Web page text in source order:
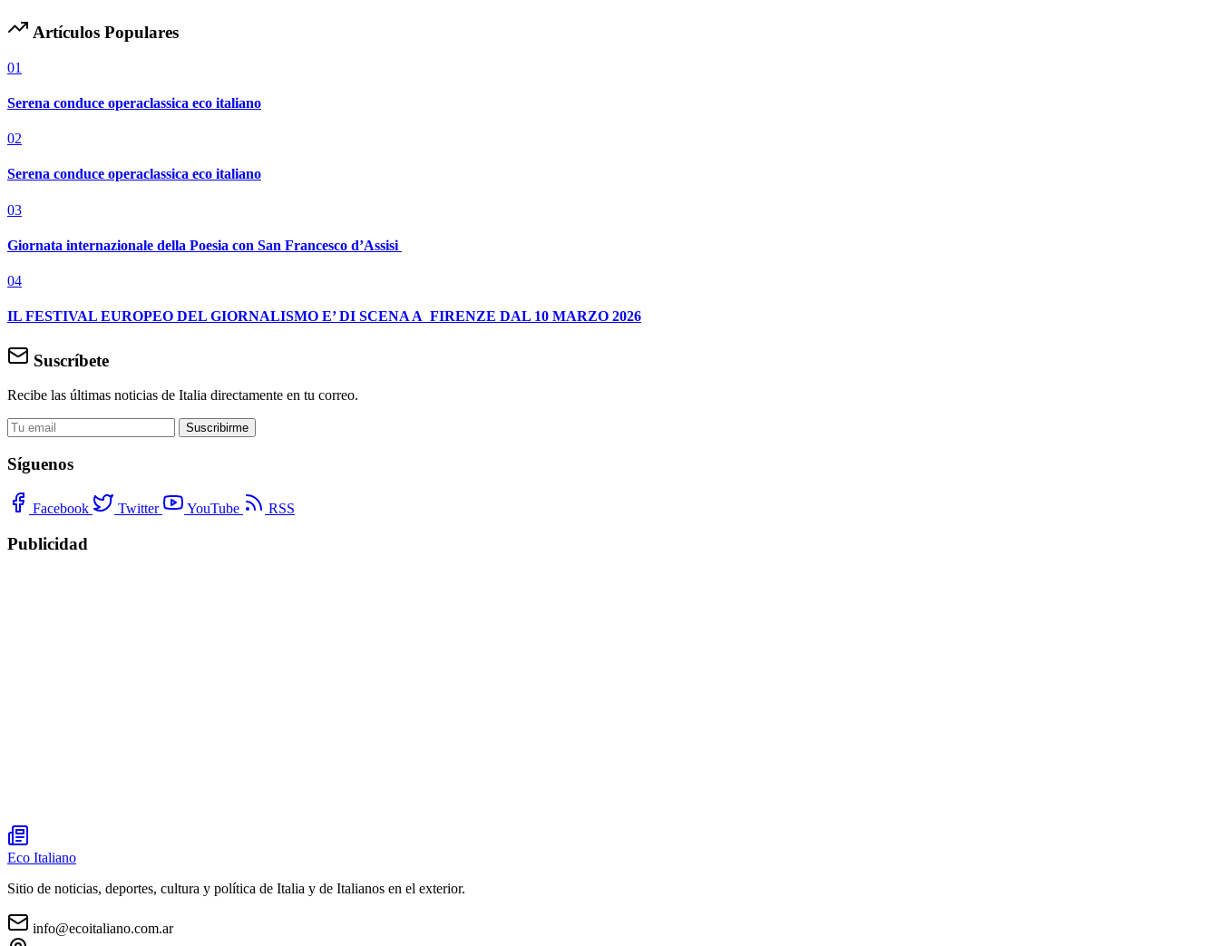
Artículos Populares
01
Serena conduce operaclassica eco italiano
02
Serena conduce operaclassica eco italiano
03
Giornata internazionale della Poesia con San Francesco d’Assisi
04
IL FESTIVAL EUROPEO DEL GIORNALISMO E’ DI SCENA A FIRENZE DAL 10 MARZO 2026
Suscríbete
Recibe las últimas noticias de Italia directamente en tu correo.
Suscribirme
Síguenos
Facebook Twitter YouTube RSS
Publicidad
Eco Italiano
Sitio de noticias, deportes, cultura y política de Italia y de Italianos en el exterior.
info@ecoitaliano.com.ar